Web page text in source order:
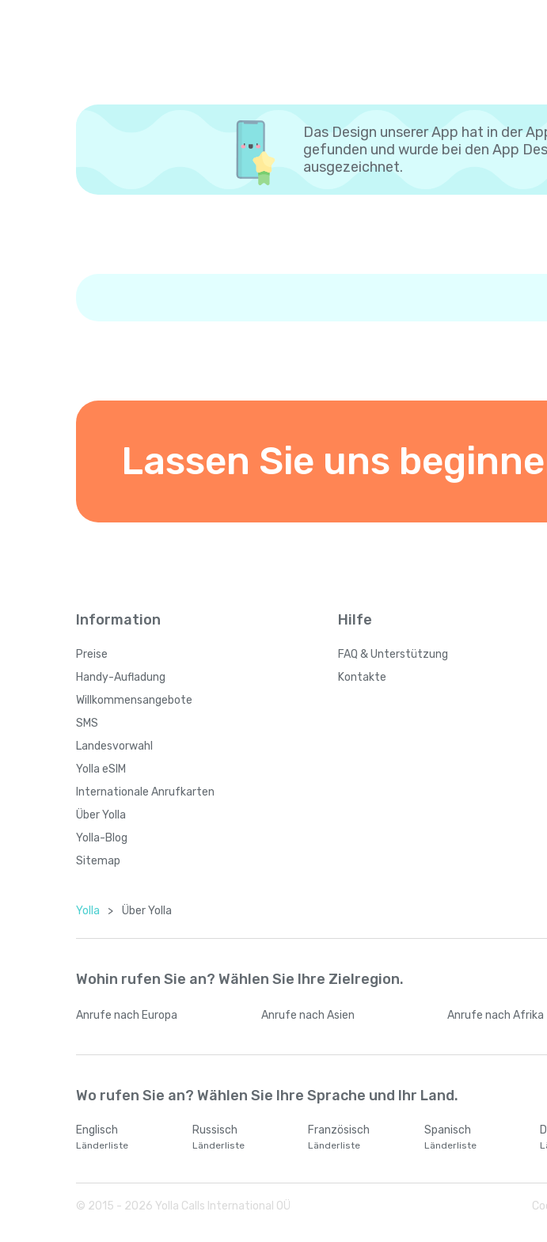
Das Design unserer App hat in der
gefunden und wurde bei den App
ausgezeichnet.
Lassen Sie uns
Information
Preise
Handy-Aufladung
Willkommensangebote
SMS
Landesvorwahl
Yolla eSIM
Internationale Anrufkarten
Über Yolla
Yolla-Blog
Sitemap
Hilfe
FAQ & Unterstützung
Kontakte
Yolla > Über Yolla
Wohin rufen Sie an? Wählen Sie Ihre Zielregion.
Anrufe nach Europa Anrufe nach Asien Anrufe nach Afrika
Wo rufen Sie an? Wählen Sie Ihre Sprache und Ihr Land.
Englisch
Länderliste
Russisch
Länderliste
Französisch
Länderliste
Spanisch
Länderliste
© 2015 - 2026 Yolla Calls International OÜ